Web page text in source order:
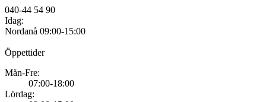
040-44 54 90
Idag:
Nordanå 09:00-15:00
Öppettider
Mån-Fre:
07:00-18:00
Lördag: